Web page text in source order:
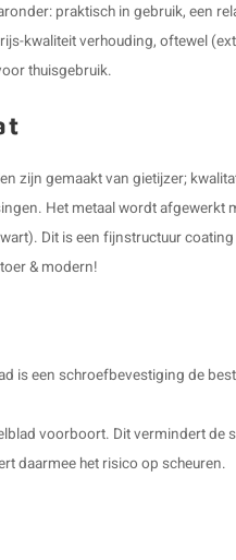
praktisch in gebruik, een
kwaliteit verhouding, oftewel
thuisgebruik.
zijn gemaakt van gietijzer;
Het metaal wordt afgewerkt
Dit is een fijnstructuur
& modern!
is een schroefbevestiging de
voorboort. Dit vermindert de
daarmee het risico op scheuren.